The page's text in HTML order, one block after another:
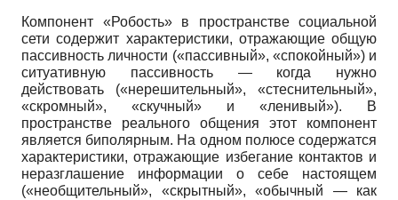
Компонент «Робость» в пространстве социальной
сети содержит характеристики, отражающие общую
пассивность личности («пассивный», «спокойный») и
ситуативную пассивность — когда нужно
действовать («нерешительный», «стеснительный»,
«скромный», «скучный» и «ленивый»). В
пространстве реального общения этот компонент
является биполярным. На одном полюсе содержатся
характеристики, отражающие избегание контактов и
неразглашение информации о себе настоящем
(«необщительный», «скрытный», «обычный — как